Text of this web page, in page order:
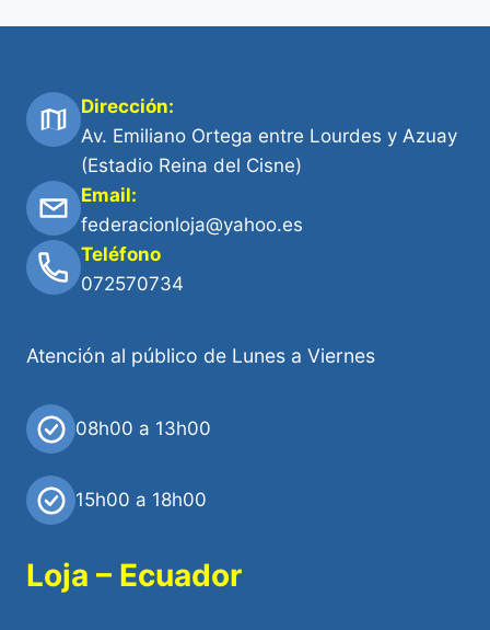
Dirección:
Av. Emiliano Ortega entre Lourdes y Azuay
(Estadio Reina del Cisne)
Email:
federacionloja@yahoo.es
Teléfono
072570734
Atención al público de Lunes a Viernes
08h00 a 13h00
15h00 a 18h00
Loja – Ecuador